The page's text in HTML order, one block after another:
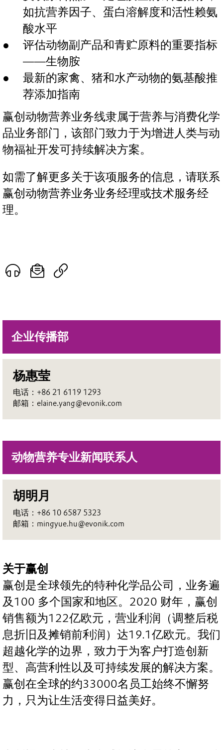
企业传播部
杨惠莹
电话：+86 21 6119 1293
邮箱：elaine.yang@evonik.com
动物营养专业新闻联系人
胡明月
电话：+86 10 6587 5323
邮箱：mingyue.hu@evonik.com
如抗营养因子、蛋白溶解度和活性赖氨
酸水平
评估动物副产品和青贮原料的重要指标
——生物胺
最新的家禽、猪和水产动物的氨基酸推
荐添加指南
赢创动物营养业务线隶属于营养与消费化学
品业务部门，该部门致力于为增进人类与动
物福祉开发可持续解决方案。
如需了解更多关于该项服务的信息，请联系
赢创动物营养业务业务经理或技术服务经
理。
关于赢创
赢创是全球领先的特种化学品公司，业务遍
及100 多个国家和地区。2020 财年，赢创
销售额为122亿欧元，营业利润（调整后税
息折旧及摊销前利润）达19.1亿欧元。我们
超越化学的边界，致力于为客户打造创新
型、高营利性以及可持续发展的解决方案。
赢创在全球的约33000名员工始终不懈努
力，只为让生活变得日益美好。